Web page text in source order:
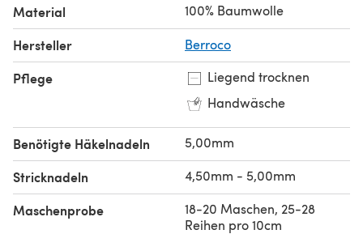
Material 100% Baumwolle
Hersteller Berroco
Pflege
Liegend trocknen
Handwäsche
Benötigte Häkelnadeln 5,00mm
Stricknadeln 4,50mm - 5,00mm
Maschenprobe
18-20 Maschen, 25-28
Reihen pro 10cm